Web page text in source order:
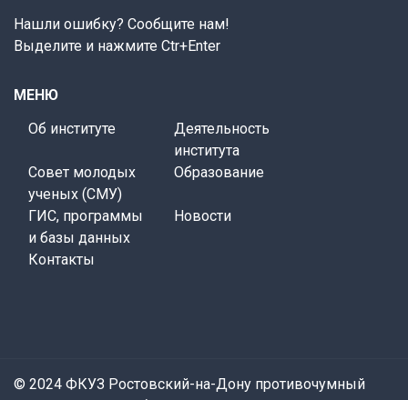
Нашли ошибку? Сообщите нам!
Выделите и нажмите Ctr+Enter
МЕНЮ
Об институте
Деятельность
института
Совет молодых
ученых (СМУ)
Образование
ГИС, программы
и базы данных
Новости
Контакты
© 2024 ФКУЗ Ростовский-на-Дону противочумный